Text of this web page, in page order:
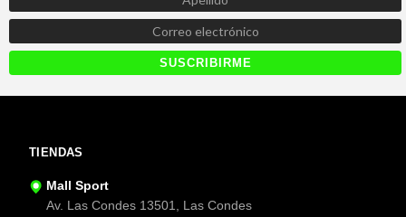
TIENDAS
Mall Sport
Av. Las Condes 13501, Las Condes